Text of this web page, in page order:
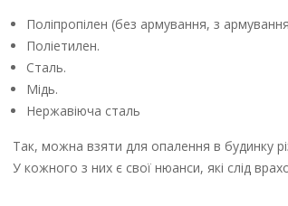
Поліпропілен (без армування, з
Поліетилен.
Сталь.
Мідь.
Нержавіюча сталь
Так, можна взяти для опалення в будинку
У кожного з них є свої нюанси, які слід